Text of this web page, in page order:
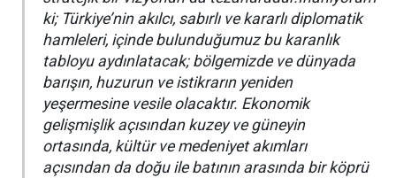
ki; Türkiye’nin akılcı, sabırlı ve kararlı diplomatik
hamleleri, içinde bulunduğumuz bu karanlık
tabloyu aydınlatacak; bölgemizde ve dünyada
barışın, huzurun ve istikrarın yeniden
yeşermesine vesile olacaktır. Ekonomik
gelişmişlik açısından kuzey ve güneyin
ortasında, kültür ve medeniyet akımları
açısından da doğu ile batının arasında bir köprü